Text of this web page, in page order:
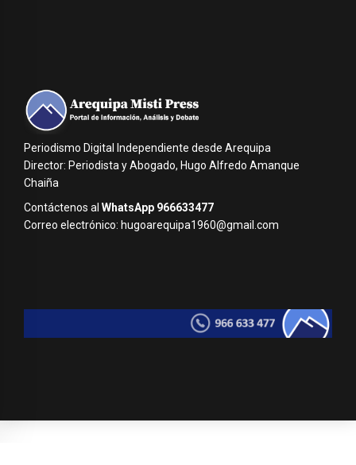
Periodismo Digital Independiente desde Arequipa
Director: Periodista y Abogado, Hugo Alfredo Amanque
Chaiña
Contáctenos al WhatsApp 966633477
Correo electrónico: hugoarequipa1960@gmail.com